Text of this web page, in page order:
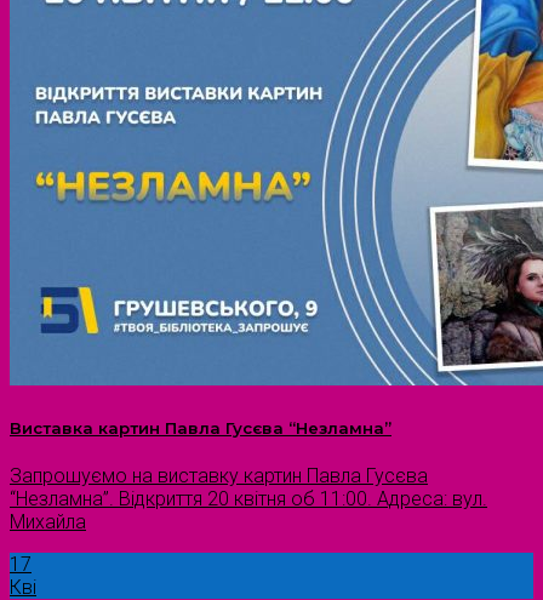
Виставка картин Павла Гусєва “Незламна”
Запрошуємо на виставку картин Павла Гусєва
“Незламна”. Відкриття 20 квітня об 11:00. Адреса: вул.
Михайла
17
Кві